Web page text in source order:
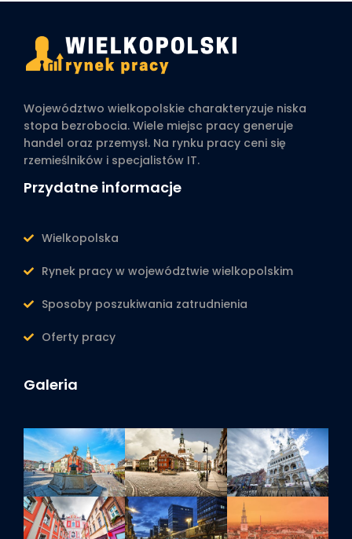
Województwo wielkopolskie charakteryzuje niska
stopa bezrobocia. Wiele miejsc pracy generuje
handel oraz przemysł. Na rynku pracy ceni się
rzemieślników i specjalistów IT.
Przydatne informacje
Wielkopolska
Rynek pracy w województwie wielkopolskim
Sposoby poszukiwania zatrudnienia
Oferty pracy
Galeria